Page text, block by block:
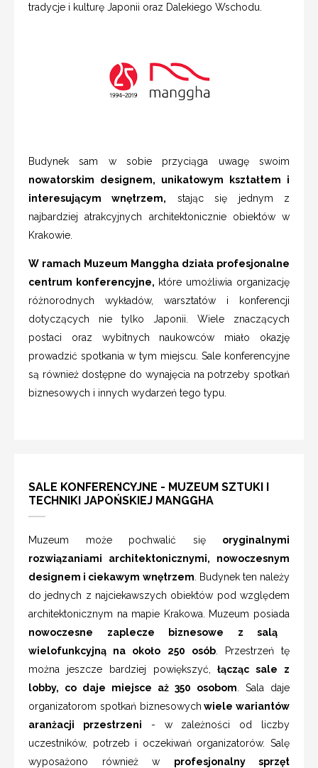
tradycje i kulturę Japonii oraz Dalekiego Wschodu.
Budynek sam w sobie przyciąga uwagę swoim
nowatorskim designem, unikatowym kształtem i
interesującym wnętrzem, stając się jednym z
najbardziej atrakcyjnych architektonicznie obiektów w
Krakowie.
W ramach Muzeum Manggha działa profesjonalne
centrum konferencyjne, które umożliwia organizację
różnorodnych wykładów, warsztatów i konferencji
dotyczących nie tylko Japonii. Wiele znaczących
postaci oraz wybitnych naukowców miało okazję
prowadzić spotkania w tym miejscu. Sale konferencyjne
są również dostępne do wynajęcia na potrzeby spotkań
biznesowych i innych wydarzeń tego typu.
SALE KONFERENCYJNE - MUZEUM SZTUKI I
TECHNIKI JAPOŃSKIEJ MANGGHA
Muzeum może pochwalić się oryginalnymi
rozwiązaniami architektonicznymi, nowoczesnym
designem i ciekawym wnętrzem . Budynek ten należy
do jednych z najciekawszych obiektów pod względem
architektonicznym na mapie Krakowa. Muzeum posiada
nowoczesne zaplecze biznesowe z salą
wielofunkcyjną na około 250 osób. Przestrzeń tę
można jeszcze bardziej powiększyć,łącząc sale z
lobby, co daje miejsce aż 350 osobom . Sala daje
organizatorom spotkań biznesowych wiele wariantów
aranżacji przestrzeni - w zależności od liczby
uczestników, potrzeb i oczekiwań organizatorów. Salę
wyposażono również w profesjonalny sprzęt